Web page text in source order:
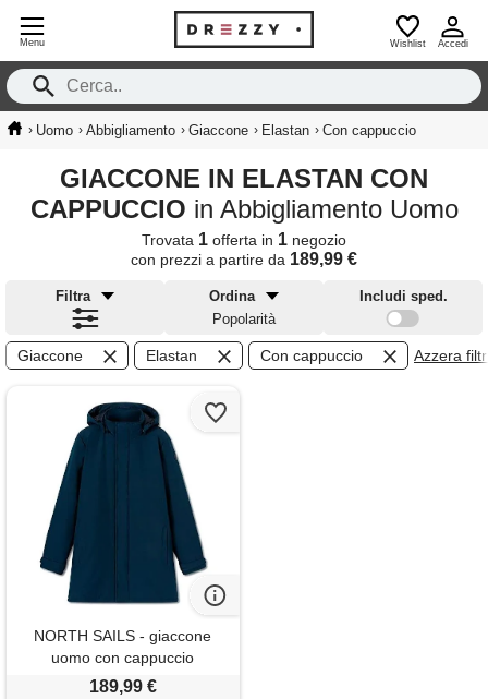
Menu Wishlist Accedi
› Uomo › Abbigliamento › Giaccone › Elastan › Con cappuccio
GIACCONE IN ELASTAN CON
CAPPUCCIO in Abbigliamento Uomo
Trovata 1 offerta in 1 negozio
con prezzi a partire da 189,99 €
Filtra
Ordina
Popolarità
Includi sped.
Giaccone Elastan Con cappuccio Azzera
NORTH SAILS - giaccone
uomo con cappuccio
removibile - taglia l
189,99 €